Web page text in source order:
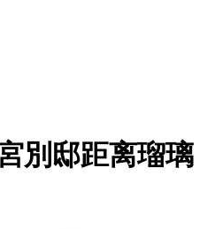
別邸距离瑠璃